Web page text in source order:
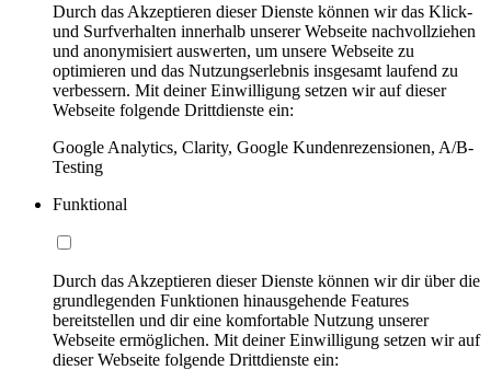
Durch das Akzeptieren dieser Dienste können wir das Klick-
und Surfverhalten innerhalb unserer Webseite nachvollziehen
und anonymisiert auswerten, um unsere Webseite zu
optimieren und das Nutzungserlebnis insgesamt laufend zu
verbessern. Mit deiner Einwilligung setzen wir auf dieser
Webseite folgende Drittdienste ein:
Google Analytics, Clarity, Google Kundenrezensionen, A/B-
Testing
Funktional
Durch das Akzeptieren dieser Dienste können wir dir über die
grundlegenden Funktionen hinausgehende Features
bereitstellen und dir eine komfortable Nutzung unserer
Webseite ermöglichen. Mit deiner Einwilligung setzen wir auf
dieser Webseite folgende Drittdienste ein: